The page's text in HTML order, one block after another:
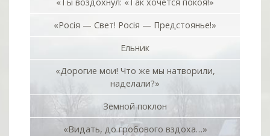
«Росiя — Свет! Росiя — Предстоянье!»
Ельник
«Дорогие мои! Что же мы натворили,
наделали?»
Земной поклон
«Видать, до гробового вздоха…»